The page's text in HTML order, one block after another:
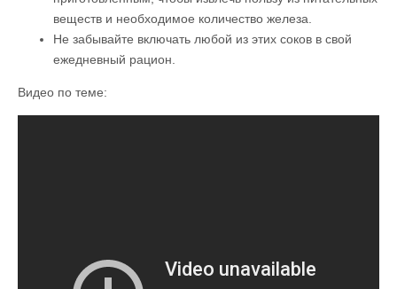
веществ и необходимое количество железа.
Не забывайте включать любой из этих соков в свой
ежедневный рацион.
Видео по теме: